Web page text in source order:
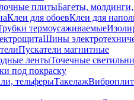
плитыБагеты,
Клеи для обоевКлеи для
термоусаживаемые
Шины
Пускатели магнитные
лентыТочечные
под покраску
тельферыТакелаж